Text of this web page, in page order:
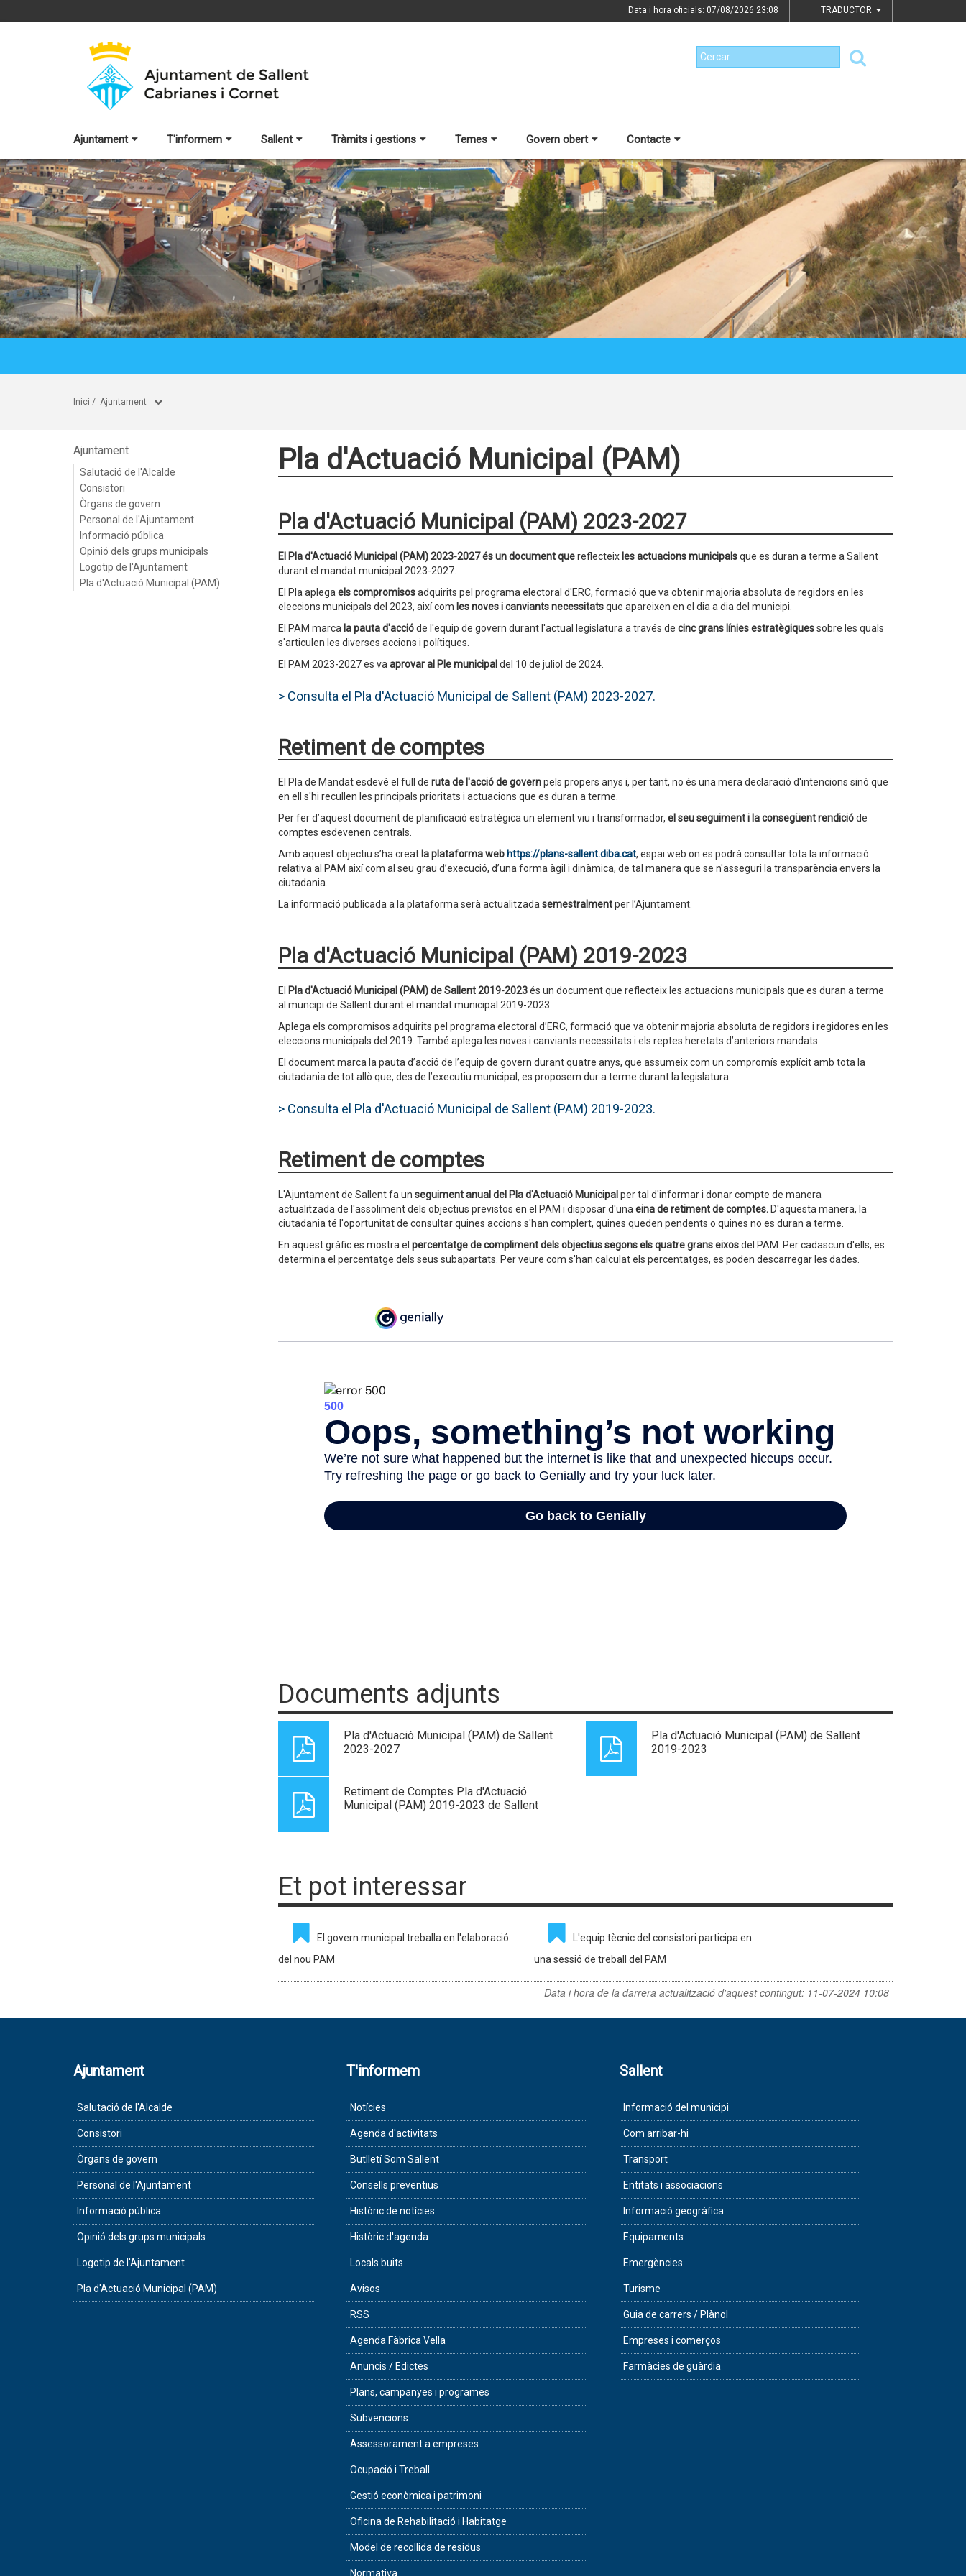
Data i hora oficials: 07/08/2026 23:08 TRADUCTOR
Ajuntament T'informem Sallent Tràmits i gestions Temes Govern obert Contacte
Inici / Ajuntament
Ajuntament
Salutació de l'Alcalde
Consistori
Òrgans de govern
Personal de l'Ajuntament
Informació pública
Opinió dels grups municipals
Logotip de l'Ajuntament
Pla d'Actuació Municipal (PAM)
Pla d'Actuació Municipal (PAM)
Pla d'Actuació Municipal (PAM) 2023-2027
El Pla d'Actuació Municipal (PAM) 2023-2027 és un document quereflecteix les actuacions municipalsque es duran a terme a Sallent
durant el mandat municipal 2023-2027.
El Pla aplega els compromisosadquirits pel programa electoral d'ERC, formació que va obtenir majoria absoluta de regidors en les
eleccions municipals del 2023, així com les noves i canviants necessitatsque apareixen en el dia a dia del municipi.
El PAM marca la pauta d'accióde l'equip de govern durant l'actual legislatura a través de cinc grans línies estratègiquessobre les quals
s'articulen les diverses accions i polítiques.
El PAM 2023-2027 es va aprovar al Ple municipal del 10 de juliol de 2024.
> Consulta el Pla d'Actuació Municipal de Sallent (PAM) 2023-2027.
Retiment de comptes
El Pla de Mandat esdevé el full de ruta de l'acció de governpels propers anys i, per tant, no és una mera declaració d'intencions sinó que
en ell s'hi recullen les principals prioritats i actuacions que es duran a terme.
Per fer d’aquest document de planificació estratègica un element viu i transformador, el seu seguiment i la consegüent rendicióde
comptes esdevenen centrals.
Amb aquest objectiu s’ha creat la plataforma web https://plans-sallent.diba.cat, espai web on es podrà consultar tota la informació
relativa al PAM així com al seu grau d’execució, d’una forma àgil i dinàmica, de tal manera que se n'asseguri la transparència envers la
ciutadania.
La informació publicada a la plataforma serà actualitzada semestralmentper l’Ajuntament.
Pla d'Actuació Municipal (PAM) 2019-2023
El Pla d'Actuació Municipal (PAM) de Sallent 2019-2023és un document que reflecteix les actuacions municipals que es duran a terme
al muncipi de Sallent durant el mandat municipal 2019-2023.
Aplega els compromisos adquirits pel programa electoral d’ERC, formació que va obtenir majoria absoluta de regidors i regidores en les
eleccions municipals del 2019. També aplega les noves i canviants necessitats i els reptes heretats d’anteriors mandats.
El document marca la pauta d’acció de l’equip de govern durant quatre anys, que assumeix com un compromís explícit amb tota la
ciutadania de tot allò que, des de l’executiu municipal, es proposem dur a terme durant la legislatura.
> Consulta el Pla d'Actuació Municipal de Sallent (PAM) 2019-2023.
Retiment de comptes
L'Ajuntament de Sallent fa un seguiment anual del Pla d'Actuació Municipal per tal d'informar i donar compte de manera
actualitzada de l'assoliment dels objectius previstos en el PAM i disposar d'una eina de retiment de comptes. D'aquesta manera, la
ciutadania té l'oportunitat de consultar quines accions s'han complert, quines queden pendents o quines no es duran a terme.
En aquest gràfic es mostra el percentatge de compliment dels objectius segons els quatre grans eixosdel PAM. Per cadascun d'ells, es
determina el percentatge dels seus subapartats. Per veure com s'han calculat els percentatges, es poden descarregar les dades.
Documents adjunts
Pla d'Actuació Municipal (PAM) de Sallent
2023-2027
Pla d'Actuació Municipal (PAM) de Sallent
2019-2023
Retiment de Comptes Pla d'Actuació
Municipal (PAM) 2019-2023 de Sallent
Et pot interessar
El govern municipal treballa en l'elaboració
del nou PAM
L'equip tècnic del consistori participa en
una sessió de treball del PAM
Data i hora de la darrera actualització d'aquest contingut: 11-07-2024 10:08
Ajuntament
Salutació de l'Alcalde
Consistori
Òrgans de govern
Personal de l'Ajuntament
Informació pública
Opinió dels grups municipals
Logotip de l'Ajuntament
Pla d'Actuació Municipal (PAM)
T'informem
Notícies
Agenda d'activitats
Butlletí Som Sallent
Consells preventius
Històric de notícies
Històric d'agenda
Locals buits
Avisos
RSS
Agenda Fàbrica Vella
Anuncis / Edictes
Plans, campanyes i programes
Subvencions
Assessorament a empreses
Ocupació i Treball
Gestió econòmica i patrimoni
Oficina de Rehabilitació i Habitatge
Model de recollida de residus
Normativa
Sallent
Informació del municipi
Com arribar-hi
Transport
Entitats i associacions
Informació geogràfica
Equipaments
Emergències
Turisme
Guia de carrers / Plànol
Empreses i comerços
Farmàcies de guàrdia